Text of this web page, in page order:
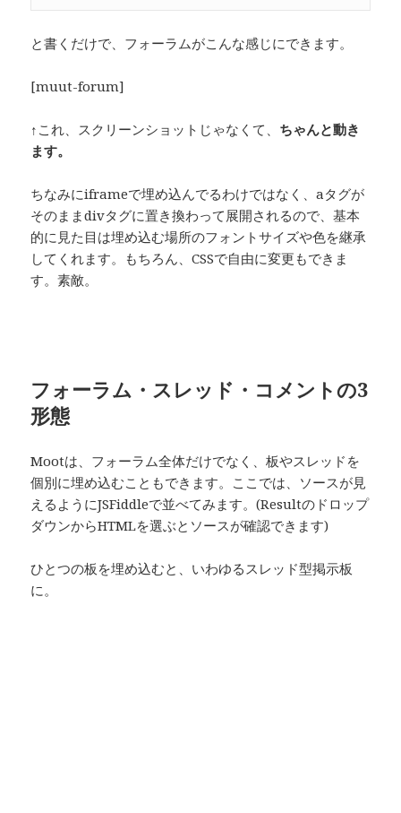
と書くだけで、フォーラムがこんな感じにできます。
[muut-forum]
↑これ、スクリーンショットじゃなくて、 ちゃんと動き
ます。
ちなみにiframeで埋め込んでるわけではなく、aタグが
そのままdivタグに置き換わって展開されるので、基本
的に見た目は埋め込む場所のフォントサイズや色を継承
してくれます。もちろん、CSSで自由に変更もできま
す。素敵。
フォーラム・スレッド・コメントの3
形態
Mootは、フォーラム全体だけでなく、板やスレッドを
個別に埋め込むこともできます。ここでは、ソースが見
えるようにJSFiddleで並べてみます。(Resultのドロップ
ダウンからHTMLを選ぶとソースが確認できます)
ひとつの板を埋め込むと、いわゆるスレッド型掲示板
に。